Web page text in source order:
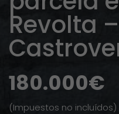
Revolta –
180.000€
(Impuestos no incluídos)